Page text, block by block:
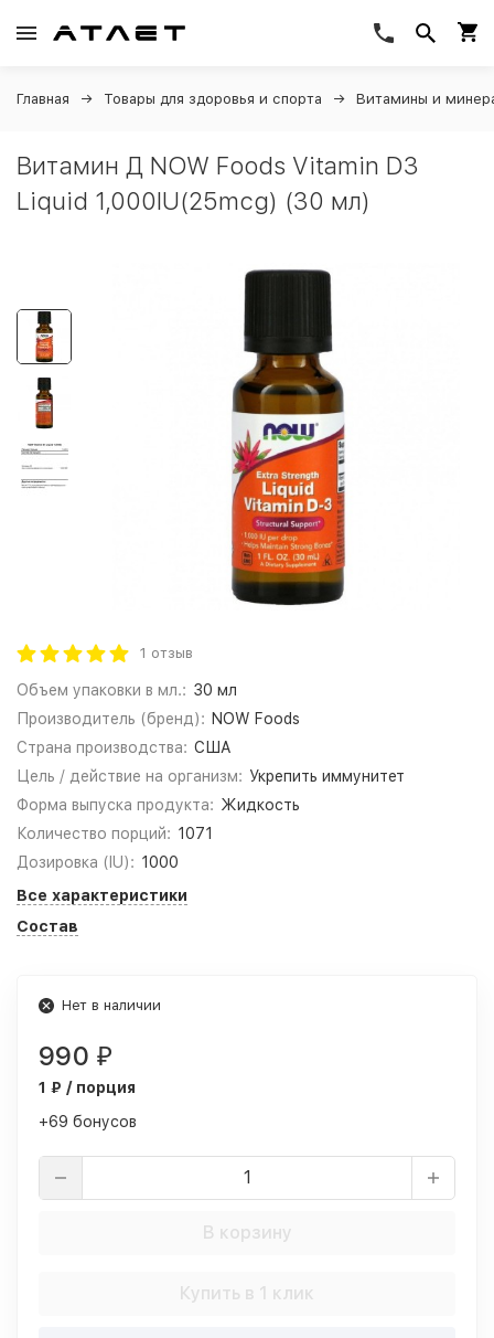
Главная Товары для здоровья и спорта Витамины и
Витамин Д NOW Foods Vitamin D3
Liquid 1,000IU(25mcg) (30 мл)
1 отзыв
Объем упаковки в мл.: 30 мл
Производитель (бренд): NOW Foods
Страна производства: США
Цель / действие на организм: Укрепить иммунитет
Форма выпуска продукта: Жидкость
Количество порций: 1071
Дозировка (IU): 1000
Все характеристики
Состав
Нет в наличии
990 ₽
1 ₽ / порция
+69 бонусов
В корзину
Купить в 1 клик